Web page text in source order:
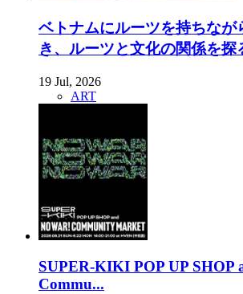
ベトナムにルーツを持ちなが
き、ルーツと文化の関係を探
19 Jul, 2026
ART
SUPER-KIKI POP UP SHOP
Commu...